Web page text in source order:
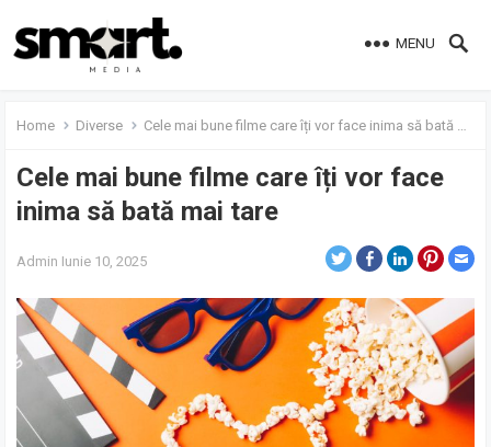
MENU
Home Diverse Cele mai bune filme care îți vor face inima să bată mai tare
Cele mai bune filme care îți vor face
inima să bată mai tare
Admin Iunie 10, 2025